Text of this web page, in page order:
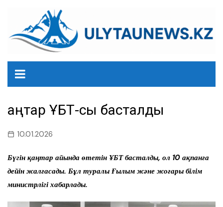
содержанию
Қаңтар ҰБТ-сы басталды
10.01.2026
Бүгін қаңтар айында өтетін ҰБТ басталды, ол 10 ақпанға
дейін жалғасады. Бұл туралы Ғылым және жоғары білім
министрлігі хабарлады.